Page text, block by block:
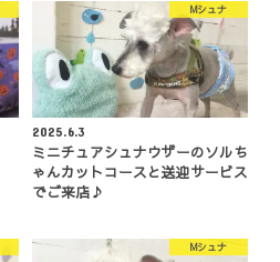
Mシュナ
2025.6.3
ミニチュアシュナウザーのソルち
ゃんカットコースと送迎サービス
でご来店♪
Mシュナ